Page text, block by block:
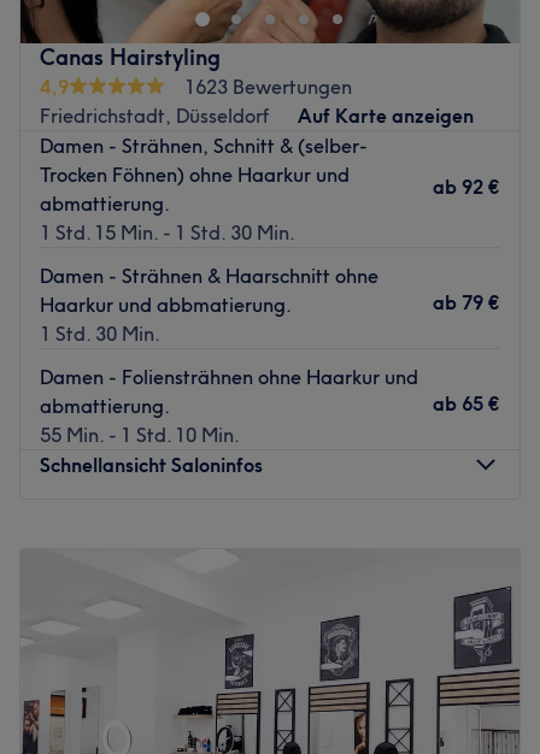
Canas Hairstyling
4,9
1623 Bewertungen
Friedrichstadt, Düsseldorf
Auf Karte anzeigen
Damen - Strähnen, Schnitt & (selber-
Trocken Föhnen) ohne Haarkur und
abmattierung.
1 Std. 15 Min. - 1 Std. 30 Min.
ab 92 €
Damen - Strähnen & Haarschnitt ohne
Haarkur und abbmatierung.
1 Std. 30 Min.
ab 79 €
Damen - Foliensträhnen ohne Haarkur und
abmattierung.
55 Min. - 1 Std. 10 Min.
ab 65 €
Schnellansicht Saloninfos
18:30
18:30
18:30
10:00–
14:00
Sonntag
Geschlossen